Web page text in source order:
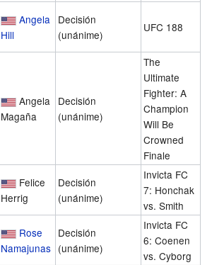
Angela
Hill
Decisión
(unánime)
UFC 188
Angela
Magaña
Decisión
(unánime)
The
Ultimate
Fighter: A
Champion
Will Be
Crowned
Finale
Felice
Herrig
Decisión
(unánime)
Invicta FC
7: Honchak
vs. Smith
Rose
Namajunas
Decisión
(unánime)
Invicta FC
6: Coenen
vs. Cyborg